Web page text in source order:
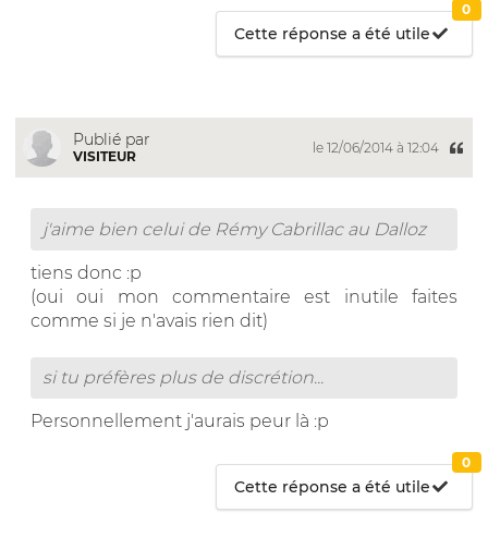
Cette réponse a été utile
0
Publié par
VISITEUR
le 12/06/2014 à 12:04
j'aime bien celui de Rémy Cabrillac au Dalloz
tiens donc :p
(oui oui mon commentaire est inutile faites
comme si je n'avais rien dit)
si tu préfères plus de discrétion...
Personnellement j'aurais peur là :p
Cette réponse a été utile
0